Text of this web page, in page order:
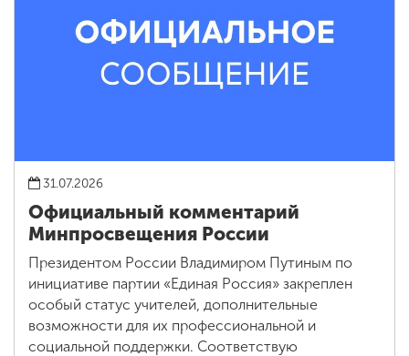
31.07.2026
Официальный комментарий
Минпросвещения России
Президентом России Владимиром Путиным по
инициативе партии «Единая Россия» закреплен
особый статус учителей, дополнительные
возможности для их профессиональной и
социальной поддержки. Соответствую